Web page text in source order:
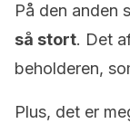
På den anden
så stort. Det
beholderen,
Plus, det er